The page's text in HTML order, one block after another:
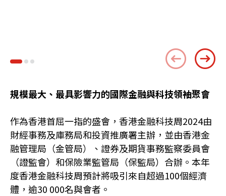
規模最大、最具影響力的國際金融與科技領袖聚會
作為香港首屈一指的盛會，香港金融科技周2024由
財經事務及庫務局和投資推廣署主辦，並由香港金
融管理局（金管局）、證券及期貨事務監察委員會
（證監會）和保險業監管局（保監局）合辦。本年
度香港金融科技周預計將吸引來自超過100個經濟
體，逾30 000名與會者。